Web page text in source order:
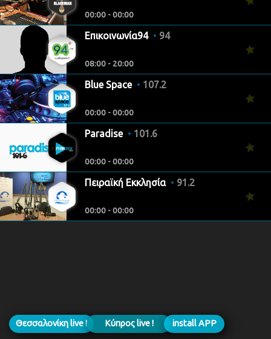
00:00 - 00:00
Επικοινωνία94 94
08:00 - 20:00
Blue Space 107.2
00:00 - 00:00
Paradise 101.6
00:00 - 00:00
Πειραϊκή Εκκλησία 91.2
00:00 - 00:00
Θεσσαλονίκη live ! Κύπρος live ! install APP